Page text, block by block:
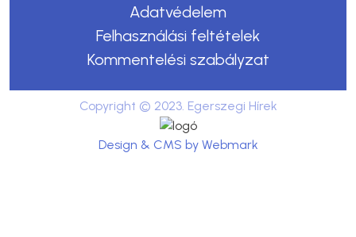
Adatvédelem
Felhasználási feltételek
Kommentelési szabályzat
Copyright © 2023. Egerszegi Hírek
Design & CMS by Webmark